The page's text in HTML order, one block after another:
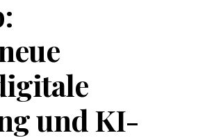
und KI-